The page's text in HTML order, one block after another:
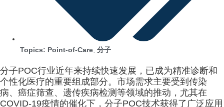
Topics: Point-of-Care, 分子
分子POC行业近年来持续快速发展，已成为精准诊断和
个性化医疗的重要组成部分。市场需求主要受到传染
病、癌症筛查、遗传疾病检测等领域的推动，尤其在
COVID-19疫情的催化下，分子POC技术获得了广泛应用